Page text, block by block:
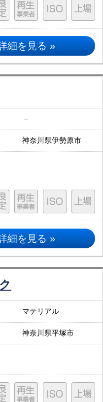
細を見る »
－
神奈川県伊勢原市
細を見る »
マテリアル
神奈川県平塚市